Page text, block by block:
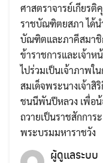
ศาสตราจารย์เกียร
ราชบัณฑิตยสภา ได้
บัณฑิตและภาคีสมาชิ
ข้าราชการและเจ้า
ไปร่วมเป็นเจ้าภาพ
สมเด็จพระนางเจ้า
ชนนีพันปีหลวง เพื่อ
ถวายเป็นราชสักกา
พระบรมมหาราชวัง
ผู้ดูแลระบบ